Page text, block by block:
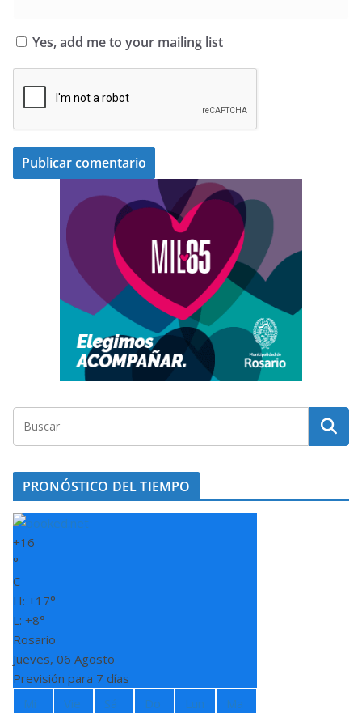
Yes, add me to your mailing list
PRONÓSTICO DEL TIEMPO
+16
°
C
H: +17°
L: +8°
Rosario
Jueves, 06 Agosto
Previsión para 7 días
Mi
Vie
Sá
Do
Lun
Ma